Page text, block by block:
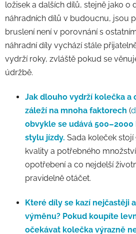
ložisek a dalších dílů, stejně jako o
náhradních dílů v budoucnu, jsou
bruslení není v porovnání s
náhradní díly vychází stále
vydrží roky, zvláště pokud se
údržbě.
Jak dlouho vydrží kolečka a
záleží na mnoha faktorech (
obvykle se udává
stylu jízdy. Sada koleček
kvality a potřebného
opotřebení a co nejdelší
pravidelně otáčet.
Které díly se kazí nejčastěji
výměnu? Pokud koupíte
očekávat kolečka výrazně